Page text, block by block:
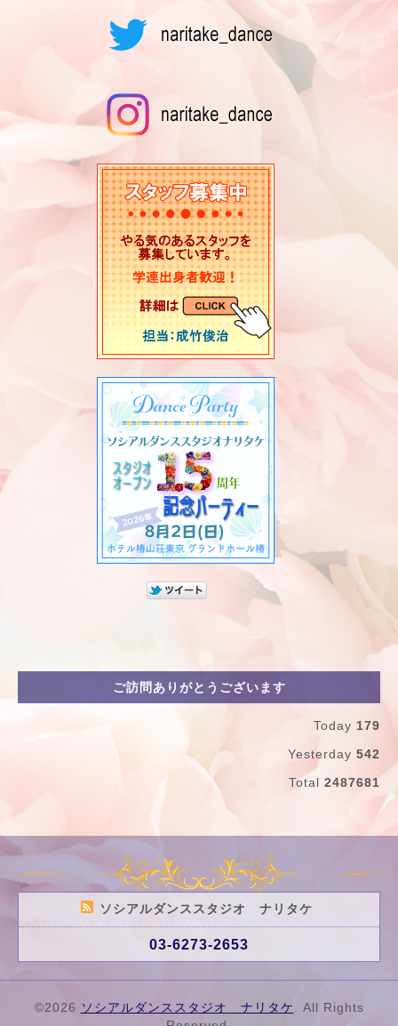
ご訪問ありがとうございます
Today 179
Yesterday 542
Total 2487681
ソシアルダンススタジオ ナリタケ
03-6273-2653
©2026 ソシアルダンススタジオ ナリタケ . All Rights